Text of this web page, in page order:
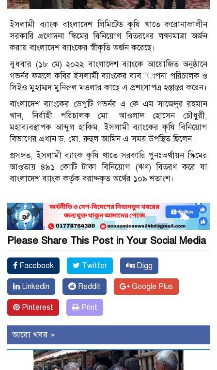
ইসলামী ব্যাংক বাংলাদেশ লিমিটেড কৃষি খাতে করোনাকালীন
সরকারি প্রণোদনা স্কিমের বিনিয়োগ বিতরণের লক্ষ্যমাত্রা অর্জন
করায় বাংলাদেশ ব্যাংকের স্বীকৃতি অর্জন করেছে।
বুধবার (১৮ মে) ২০২২ বাংলাদেশ ব্যাংকে আয়োজিত অনুষ্ঠানে
গভর্নর ফজলে কবির ইসলামী ব্যাংকের ব্যব¯’াপনা পরিচালক ও
সিইও মুহাম্মদ মুনিরুল মওলার কাছে এ প্রশংসাপত্র হস্তান্তর করেন।
বাংলাদেশ ব্যাংকের ডেপুটি গভর্নর এ কে এম সাজেদুর রহমান
খান, নির্বাহী পরিচালক মো. আওলাদ হোসেন চৌধুরী,
মহাব্যবস্থাপক আব্দুল হাকিম, ইসলামী ব্যাংকের কৃষি বিনিয়োগ
বিভাগের প্রধান ড. মো. রুহুল আমিন এ সময় উপস্থিত ছিলেন।
প্রসঙ্গত, ইসলামী ব্যাংক কৃষি খাতে সরকারি পুনঃঅর্থায়ন স্কিমের
আওতায় ৪৯১ কোটি টাকা বিনিয়োগ (ঋণ) বিতরণ করে যা
বাংলাদেশ ব্যাংক কর্তৃক বরাদ্দকৃত অর্থের ১০৯ শতাংশ।
Please Share This Post in Your Social Media
Facebook Twitter Digg
Linkedin Reddit Google Plus
Pinterest Print
আরো খবর »